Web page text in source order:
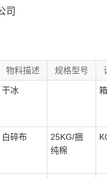
司
物料描述 规格型号
干冰 箱
白碎布
25KG/捆
纯棉